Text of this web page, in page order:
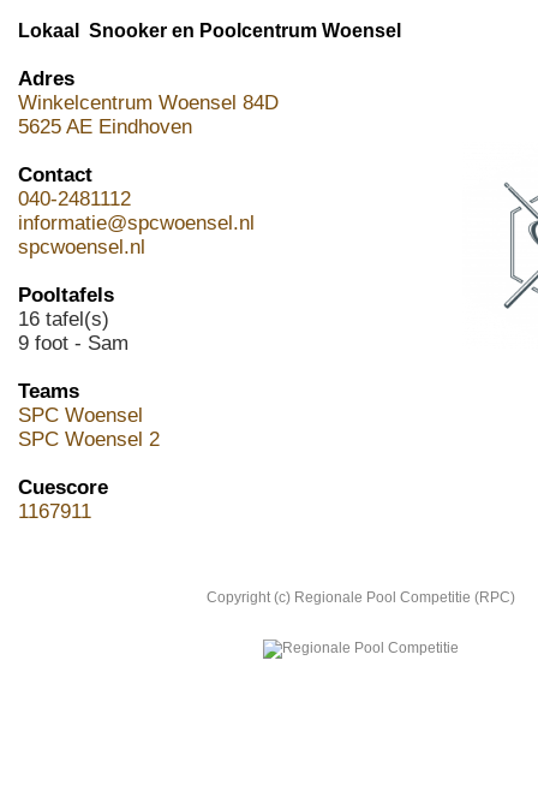
Lokaal Snooker en Poolcentrum Woensel
Adres
Winkelcentrum Woensel 84D
5625 AE Eindhoven
Contact
040-2481112
informatie@spcwoensel.nl
spcwoensel.nl
Pooltafels
16 tafel(s)
9 foot - Sam
Teams
SPC Woensel
SPC Woensel 2
Cuescore
1167911
Copyright (c) Regionale Pool Competitie (RPC)